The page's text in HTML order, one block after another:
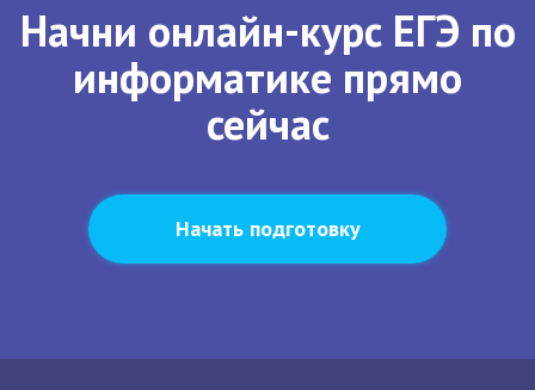
Начни онлайн-курс ЕГЭ по
информатике прямо
сейчас
Начать подготовку